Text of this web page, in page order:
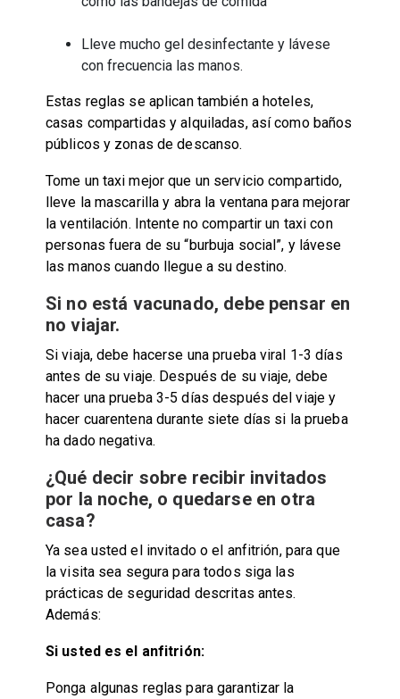
Lleve mucho gel desinfectante y lávese
con frecuencia las manos.
Estas reglas se aplican también a hoteles,
casas compartidas y alquiladas, así como baños
públicos y zonas de descanso.
Tome un taxi mejor que un servicio compartido,
lleve la mascarilla y abra la ventana para mejorar
la ventilación. Intente no compartir un taxi con
personas fuera de su “burbuja social”, y lávese
las manos cuando llegue a su destino.
Si no está vacunado, debe pensar en
no viajar.
Si viaja, debe hacerse una prueba viral 1-3 días
antes de su viaje. Después de su viaje, debe
hacer una prueba 3-5 días después del viaje y
hacer cuarentena durante siete días si la prueba
ha dado negativa.
¿Qué decir sobre recibir invitados
por la noche, o quedarse en otra
casa?
Ya sea usted el invitado o el anfitrión, para que
la visita sea segura para todos siga las
prácticas de seguridad descritas antes.
Además:
Si usted es el anfitrión:
Ponga algunas reglas para garantizar la